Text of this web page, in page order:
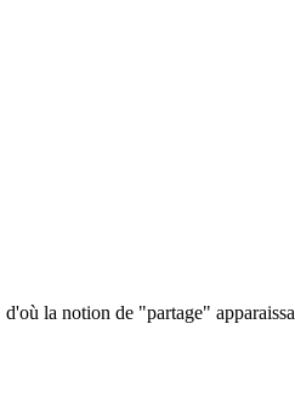
la notion de "partage"